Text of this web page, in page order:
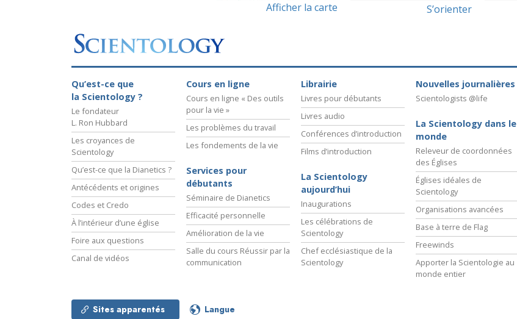
Afficher la carte S’orienter
Qu’est-ce que
la Scientology ?
Le fondateur
L. Ron Hubbard
Les croyances de
Scientology
Qu’est-ce que la Dianetics ?
Antécédents et origines
Codes et Credo
À l’intérieur d’une église
Foire aux questions
Canal de vidéos
Cours en ligne
Cours en ligne « Des outils
pour la vie »
Les problèmes du travail
Les fondements de la vie
Services pour
débutants
Séminaire de Dianetics
Efficacité personnelle
Amélioration de la vie
Salle du cours Réussir par la
communication
Librairie
Livres pour débutants
Livres audio
Conférences d’introduction
Films d’introduction
La Scientology
aujourd’hui
Inaugurations
Les célébrations de
Scientology
Chef ecclésiastique de la
Scientology
Nouvelles journalières
Scientologists @life
La Scientology dans le
monde
Releveur de coordonnées
des Églises
Églises idéales de
Scientology
Organisations avancées
Base à terre de Flag
Freewinds
Apporter la Scientologie au
monde entier
Sites apparentés Langue